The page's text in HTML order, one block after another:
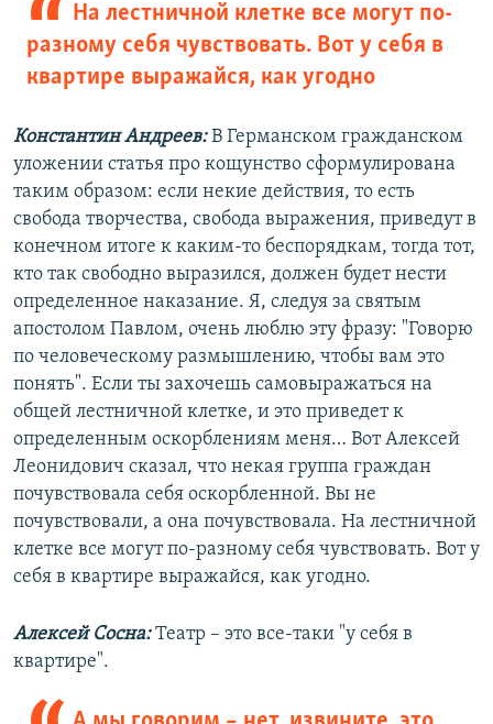
На лестничной клетке все могут по-
разному себя чувствовать. Вот у себя в
квартире выражайся, как угодно
Константин Андреев:В Германском гражданском
уложении статья про кощунство сформулирована
таким образом: если некие действия, то есть
свобода творчества, свобода выражения, приведут в
конечном итоге к каким-то беспорядкам, тогда тот,
кто так свободно выразился, должен будет нести
определенное наказание. Я, следуя за святым
апостолом Павлом, очень люблю эту фразу: "Говорю
по человеческому размышлению, чтобы вам это
понять". Если ты захочешь самовыражаться на
общей лестничной клетке, и это приведет к
определенным оскорблениям меня… Вот Алексей
Леонидович сказал, что некая группа граждан
почувствовала себя оскорбленной. Вы не
почувствовали, а она почувствовала. На лестничной
клетке все могут по-разному себя чувствовать. Вот у
себя в квартире выражайся, как угодно.
Алексей Сосна:Театр – это все-таки "у себя в
квартире".